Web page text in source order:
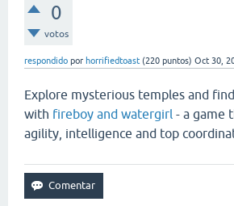
0
votos
respondido por horrifiedtoast (220 puntos) Oct 30,
Explore mysterious temples and
with fireboy and watergirl - a game
agility, intelligence and top